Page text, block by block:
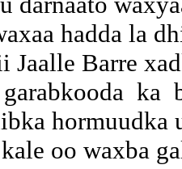
hadda la
Jaalle Barre
ka
oo waxba